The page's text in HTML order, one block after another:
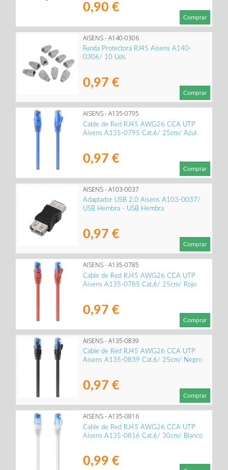
0,90 €
Comprar
AISENS - A140-0306
Funda Protectora RJ45 Aisens A140-
0306/ 10 Uds
0,97 €
Comprar
AISENS - A135-0795
Cable de Red RJ45 AWG26 CCA UTP
Aisens A135-0795 Cat.6/ 25cm/ Azul
0,97 €
Comprar
AISENS - A103-0037
Adaptador USB 2.0 Aisens A103-0037/
USB Hembra - USB Hembra
0,97 €
Comprar
AISENS - A135-0785
Cable de Red RJ45 AWG26 CCA UTP
Aisens A135-0785 Cat.6/ 25cm/ Rojo
0,97 €
Comprar
AISENS - A135-0839
Cable de Red RJ45 AWG26 CCA UTP
Aisens A135-0839 Cat.6/ 25cm/ Negro
0,97 €
Comprar
AISENS - A135-0816
Cable de Red RJ45 AWG26 CCA UTP
Aisens A135-0816 Cat.6/ 30cm/ Blanco
0,99 €